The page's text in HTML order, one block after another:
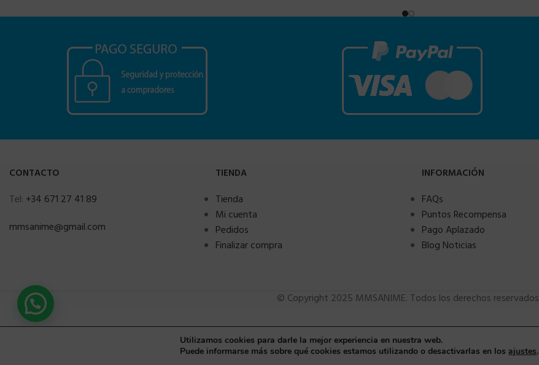
CONTACTO
Tel: +34 671 27 41 89
mmsanime@gmail.com
TIENDA
Tienda
Mi cuenta
Pedidos
Finalizar compra
INFORMACIÓN
FAQs
Puntos Recompensa
Pago Aplazado
Blog Noticias
© Copyright 2025 MMSANIME. Todos los derechos reservados
Utilizamos cookies para darle la mejor experiencia en nuestra web.
Puede informarse más sobre qué cookies estamos utilizando o desactivarlas en los ajustes.